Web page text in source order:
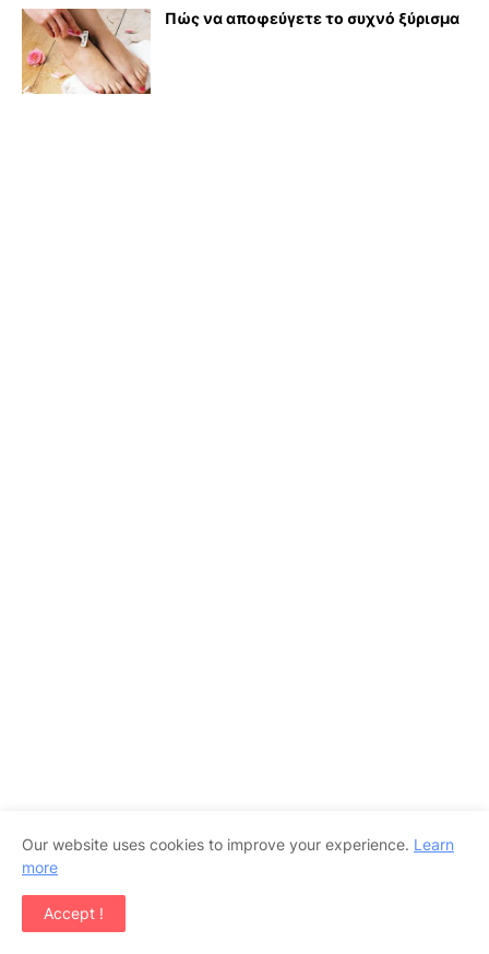
Πώς να αποφεύγετε το συχνό ξύρισμα
Our website uses cookies to improve your experience. Learn
more
Accept !